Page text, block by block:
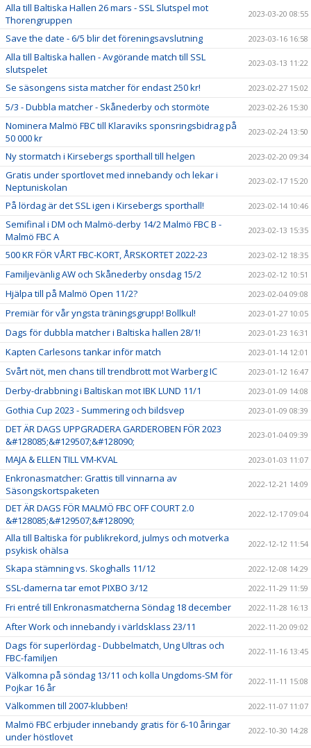
Alla till Baltiska Hallen 26 mars - SSL Slutspel mot
Thorengruppen
2023-03-20 08:55
Save the date - 6/5 blir det föreningsavslutning 2023-03-16 16:58
Alla till Baltiska hallen - Avgörande match till SSL
slutspelet
2023-03-13 11:22
Se säsongens sista matcher för endast 250 kr! 2023-02-27 15:02
5/3 - Dubbla matcher - Skånederby och stormöte 2023-02-26 15:30
Nominera Malmö FBC till Klaraviks sponsringsbidrag på
50 000 kr
2023-02-24 13:50
Ny stormatch i Kirsebergs sporthall till helgen 2023-02-20 09:34
Gratis under sportlovet med innebandy och lekar i
Neptuniskolan
2023-02-17 15:20
På lördag är det SSL igen i Kirsebergs sporthall! 2023-02-14 10:46
Semifinal i DM och Malmö-derby 14/2 Malmö FBC B -
Malmö FBC A
2023-02-13 15:35
500 KR FÖR VÅRT FBC-KORT, ÅRSKORTET 2022-23 2023-02-12 18:35
Familjevänlig AW och Skånederby onsdag 15/2 2023-02-12 10:51
Hjälpa till på Malmö Open 11/2? 2023-02-04 09:08
Premiär för vår yngsta träningsgrupp! Bollkul! 2023-01-27 10:05
Dags för dubbla matcher i Baltiska hallen 28/1! 2023-01-23 16:31
Kapten Carlesons tankar inför match 2023-01-14 12:01
Svårt nöt, men chans till trendbrott mot Warberg IC 2023-01-12 16:47
Derby-drabbning i Baltiskan mot IBK LUND 11/1 2023-01-09 14:08
Gothia Cup 2023 - Summering och bildsvep 2023-01-09 08:39
DET ÄR DAGS UPPGRADERA GARDEROBEN FÖR 2023
&#128085;&#129507;&#128090;
2023-01-04 09:39
MAJA & ELLEN TILL VM-KVAL 2023-01-03 11:07
Enkronasmatcher: Grattis till vinnarna av
Säsongskortspaketen
2022-12-21 14:09
DET ÄR DAGS FÖR MALMÖ FBC OFF COURT 2.0
&#128085;&#129507;&#128090;
2022-12-17 09:04
Alla till Baltiska för publikrekord, julmys och motverka
psykisk ohälsa
2022-12-12 11:54
Skapa stämning vs. Skoghalls 11/12 2022-12-08 14:29
SSL-damerna tar emot PIXBO 3/12 2022-11-29 11:59
Fri entré till Enkronasmatcherna Söndag 18 december 2022-11-28 16:13
After Work och innebandy i världsklass 23/11 2022-11-20 09:02
Dags för superlördag - Dubbelmatch, Ung Ultras och
FBC-familjen
2022-11-16 13:45
Välkomna på söndag 13/11 och kolla Ungdoms-SM för
Pojkar 16 år
2022-11-11 15:08
Välkommen till 2007-klubben! 2022-11-07 11:07
Malmö FBC erbjuder innebandy gratis för 6-10 åringar
under höstlovet
2022-10-30 14:28